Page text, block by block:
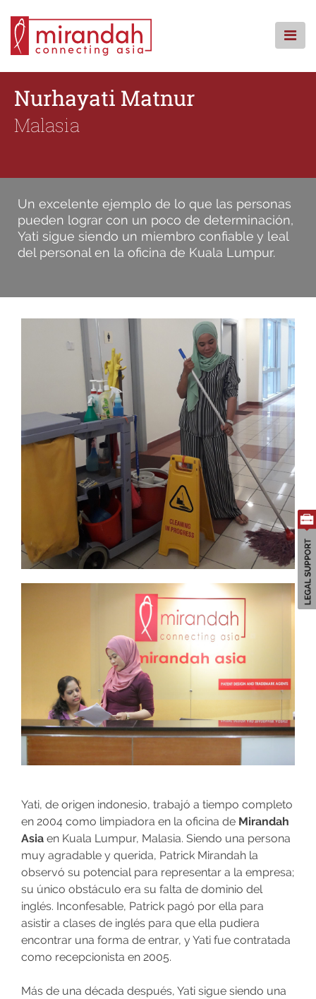
content
CONTACTENOS
Nurhayati Matnur
Malasia
Un excelente ejemplo de lo que las personas
pueden lograr con un poco de determinación,
Yati sigue siendo un miembro confiable y leal
del personal en la oficina de Kuala Lumpur.
Yati, de origen indonesio, trabajó a tiempo completo
en 2004 como limpiadora en la oficina de Mirandah
Asia en Kuala Lumpur, Malasia. Siendo una persona
muy agradable y querida, Patrick Mirandah la
observó su potencial para representar a la empresa;
su único obstáculo era su falta de dominio del
inglés. Inconfesable, Patrick pagó por ella para
asistir a clases de inglés para que ella pudiera
encontrar una forma de entrar, y Yati fue contratada
como recepcionista en 2005.
Más de una década después, Yati sigue siendo una